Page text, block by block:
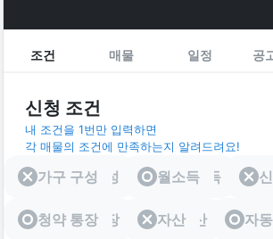
조건 매물 일정 공
신청 조건
내 조건을 1번만 입력하면
각 매물의 조건에 만족하는지 알려드려요!
가구 구성 월소득
가구 구성 월소득
청약 통장 자산
청약 통장 자산 자